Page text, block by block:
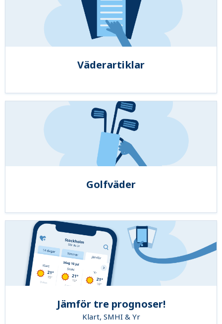
Väderartiklar
Golfväder
Jämför tre prognoser!
Klart, SMHI & Yr